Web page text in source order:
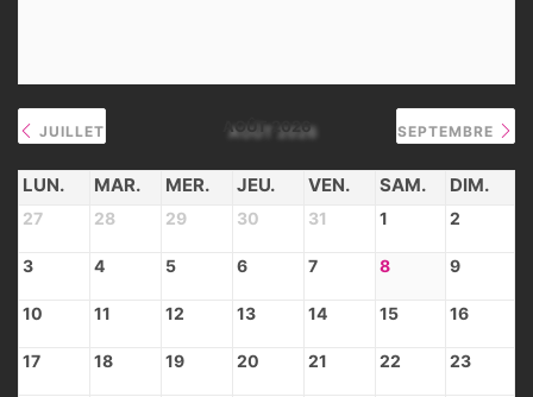
JUILLET AOÛT 2026 SEPTEMBRE
LUN. MAR. MER. JEU. VEN. SAM. DIM.
27 28 29 30 31 1 2
3 4 5 6 7 8 9
10 11 12 13 14 15 16
17 18 19 20 21 22 23